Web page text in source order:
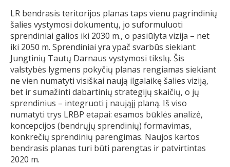
LR bendrasis teritorijos planas taps vienu pagrindinių
šalies vystymosi dokumentų, jo suformuluoti
sprendiniai galios iki 2030 m., o pasiūlyta vizija – net
iki 2050 m. Sprendiniai yra ypač svarbūs siekiant
Jungtinių Tautų Darnaus vystymosi tikslų. Šis
valstybės lygmens pokyčių planas rengiamas siekiant
ne vien numatyti visiškai naują ilgalaikę šalies viziją,
bet ir sumažinti dabartinių strategijų skaičių, o jų
sprendinius – integruoti į naująjį planą. Iš viso
numatyti trys LRBP etapai: esamos būklės analizė,
koncepcijos (bendrųjų sprendinių) formavimas,
konkrečių sprendinių parengimas. Naujos kartos
bendrasis planas turi būti parengtas ir patvirtintas
2020 m.